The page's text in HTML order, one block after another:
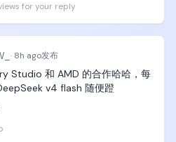
几代人读的圣经大套装《The Art
》（TAOCP）
因为岁数太大了（算法导论看得
很少），你的孩子只有6~18岁，
趣，你的孩子是完完全全有精力
for your reply
· 8h ago发布
Studio 和 AMD 的合作哈哈，每
v4 flash 随便蹬